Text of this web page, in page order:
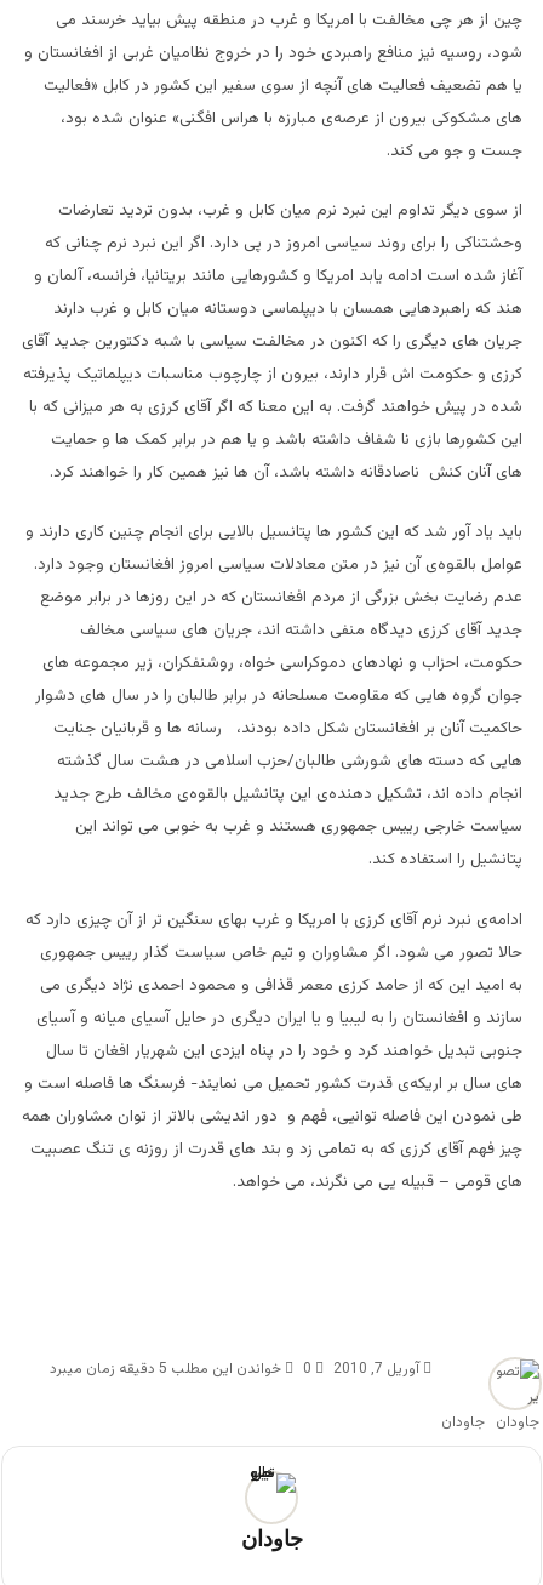
چین از هر چی مخالفت با امریکا و غرب در منطقه پیش بیاید خرسند می
شود، روسیه نیز منافع راهبردی خود را در خروج نظامیان غربی از افغانستان و
یا هم تضعیف فعالیت های آنچه از سوی سفیر این کشور در کابل «فعالیت
های مشکوکی بیرون از عرصه‌ی مبارزه با هراس افگنی» عنوان شده بود،
جست و جو می کند.
از سوی دیگر تداوم این نبرد نرم میان کابل و غرب، بدون تردید تعارضات
وحشتناکی را برای روند سیاسی امروز در پی دارد. اگر این نبرد نرم چنانی که
آغاز شده است ادامه یابد امریکا و کشورهایی مانند بریتانیا، فرانسه، آلمان و
هند که راهبردهایی همسان با دیپلماسی دوستانه میان کابل و غرب دارند
جریان های دیگری را که اکنون در مخالفت سیاسی با شبه دکتورین جدید آقای
کرزی و حکومت اش قرار دارند، بیرون از چارچوب مناسبات دیپلماتیک پذیرفته
شده در پیش خواهند گرفت. به این معنا که اگر آقای کرزی به هر میزانی که با
این کشورها بازی نا شفاف داشته باشد و یا هم در برابر کمک ها و حمایت
های آنان کنش ناصادقانه داشته باشد، آن ها نیز همین کار را خواهند کرد.
باید یاد آور شد که این کشور ها پتانسیل بالایی برای انجام چنین کاری دارند و
عوامل بالقوه‌ی آن نیز در متن معادلات سیاسی امروز افغانستان وجود دارد.
عدم رضایت بخش بزرگی از مردم افغانستان که در این روزها در برابر موضع
جدید آقای کرزی دیدگاه منفی داشته اند، جریان های سیاسی مخالف
حکومت، احزاب و نهادهای دموکراسی خواه، روشنفکران، زیر مجموعه های
جوان گروه هایی که مقاومت مسلحانه در برابر طالبان را در سال های دشوار
حاکمیت آنان بر افغانستان شکل داده بودند، رسانه ها و قربانیان جنایت
هایی که دسته های شورشی طالبان/حزب اسلامی در هشت سال گذشته
انجام داده اند، تشکیل دهنده‌ی این پتانشیل بالقوه‌ی مخالف طرح جدید
سیاست خارجی رییس جمهوری هستند و غرب به خوبی می تواند این
پتانشیل را استفاده کند.
ادامه‌ی نبرد نرم آقای کرزی با امریکا و غرب بهای سنگین تر از آن چیزی دارد که
حالا تصور می شود. اگر مشاوران و تیم خاص سیاست گذار رییس جمهوری
به امید این که از حامد کرزی معمر قذافی و محمود احمدی نژاد دیگری می
سازند و افغانستان را به لیبیا و یا ایران دیگری در حایل آسیای میانه و آسیای
جنوبی تبدیل خواهند کرد و خود را در پناه ایزدی این شهریار افغان تا سال
های سال بر اریکه‌ی قدرت کشور تحمیل می نمایند- فرسنگ ها فاصله است و
طی نمودن این فاصله توانیی، فهم و دور اندیشی بالاتر از توان مشاوران همه
چیز فهم آقای کرزی که به تمامی زد و بند های قدرت از روزنه ی تنگ عصبیت
های قومی – قبیله یی می نگرند، می خواهد.
جاودان
آوریل 7, 2010 0 خواندن این مطلب 5 دقیقه زمان میبرد
جاودان